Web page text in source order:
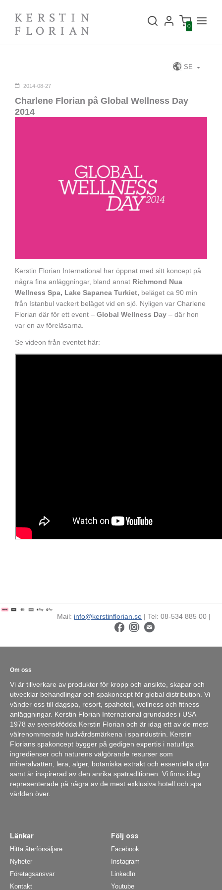
0
SE
2014-08-27
Charlene Florian på Global Wellness Day
2014
Kerstin Florian International har öppnat med sitt koncept på
några fina anläggningar, bland annat Richmond Nua
Wellness Spa, Lake Sapanca Turkiet, beläget ca 90 min
från Istanbul vackert beläget vid en sjö. Nyligen var Charlene
Florian där för ett event – Global Wellness Day – där hon
var en av föreläsarna.
Se videon från eventet här:
Mail: info@kerstinflorian.se | Tel: 08-534 885 00 |
Om oss
Vi är tillverkare av produkter för kropp och ansikte, skapar och
utvecklar behandlingar och spakoncept för global distribution. Vi
vänder oss till dagspa, resort, spahotell, wellness och fitness
anläggningar. Kerstin Florian International grundades i USA
1978 av svenskfödda Kerstin Florian och är idag ett av de mest
välrenommerade hudvårdsmärkena i spaindustrin. Kerstin
Florians spakoncept bygger på gedigen expertis i naturliga
ingredienser och naturens välgörande resurser som
mineralvatten, lera, alger, botaniska extrakt och essentiella oljor
samt är inspirerad av den anrika spatraditionen. Vi finns idag
representerade på några av de mest exklusiva hotell och spa
världen över.
Länkar
Hitta återförsäljare
Nyheter
Företagsansvar
Kontakt
Följ oss
Facebook
Instagram
LinkedIn
Youtube